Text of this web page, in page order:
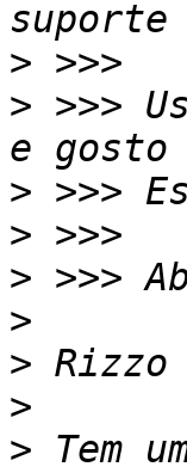
>
> >>>
>
>
>
>
>
>
> Tem